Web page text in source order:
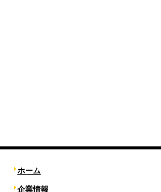
ホーム
企業情報